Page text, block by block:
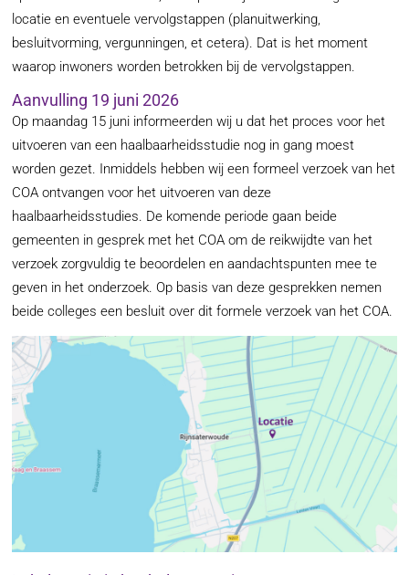
locatie en eventuele vervolgstappen (planuitwerking,
besluitvorming, vergunningen, et cetera). Dat is het moment
waarop inwoners worden betrokken bij de vervolgstappen.
Aanvulling 19 juni 2026
Op maandag 15 juni informeerden wij u dat het proces voor het
uitvoeren van een haalbaarheidsstudie nog in gang moest
worden gezet. Inmiddels hebben wij een formeel verzoek van het
COA ontvangen voor het uitvoeren van deze
haalbaarheidsstudies. De komende periode gaan beide
gemeenten in gesprek met het COA om de reikwijdte van het
verzoek zorgvuldig te beoordelen en aandachtspunten mee te
geven in het onderzoek. Op basis van deze gesprekken nemen
beide colleges een besluit over dit formele verzoek van het COA.